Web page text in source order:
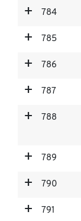
784
785
786
787
788
789
790
791